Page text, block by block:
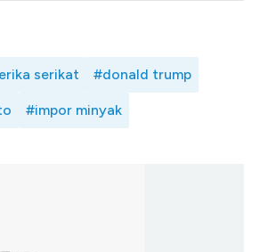
serikat #donald trump
#impor minyak